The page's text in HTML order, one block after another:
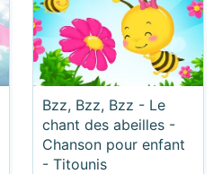
Bzz, Bzz, Bzz - Le
chant des abeilles -
Chanson pour enfant
- Titounis